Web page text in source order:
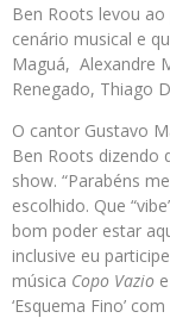
Ben Roots levou
cenário musical e
Maguá, Alexandre
Renegado, Thiago
O cantor Gustavo
Ben Roots dizendo
show. “Parabéns
escolhido. Que
bom poder estar
inclusive eu
música Copo Vazio
‘Esquema Fino’